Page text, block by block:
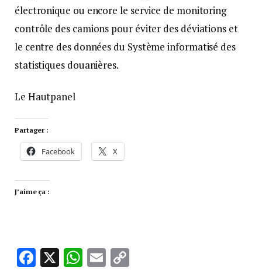
électronique ou encore le service de monitoring
contrôle des camions pour éviter des déviations et
le centre des données du Système informatisé des
statistiques douanières.
Le Hautpanel
Partager :
Facebook X
J’aime ça :
Facebook
X WhatsApp
Email